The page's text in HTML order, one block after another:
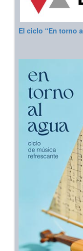
El ciclo “En torno